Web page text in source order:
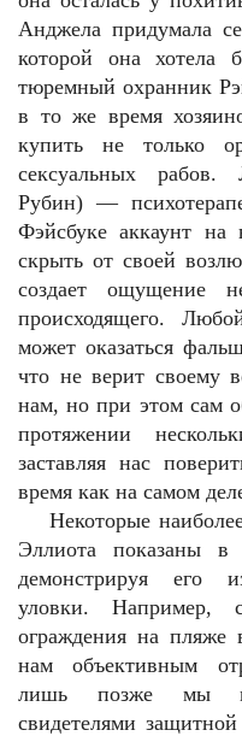
Анджела придумала
которой она хотела
тюремный охранник
в то же время
купить не только
сексуальных
Рубин) —
Фэйсбуке аккаунт
скрыть от своей
создает ощущение
происходящего.
может оказаться
что не верит своему
нам, но при этом сам
протяжении
заставляя нас
время как на самом
Некоторые
Эллиота показаны в
демонстрируя его
уловки. Например,
ограждения на пляже
нам объективным
лишь позже мы
свидетелями